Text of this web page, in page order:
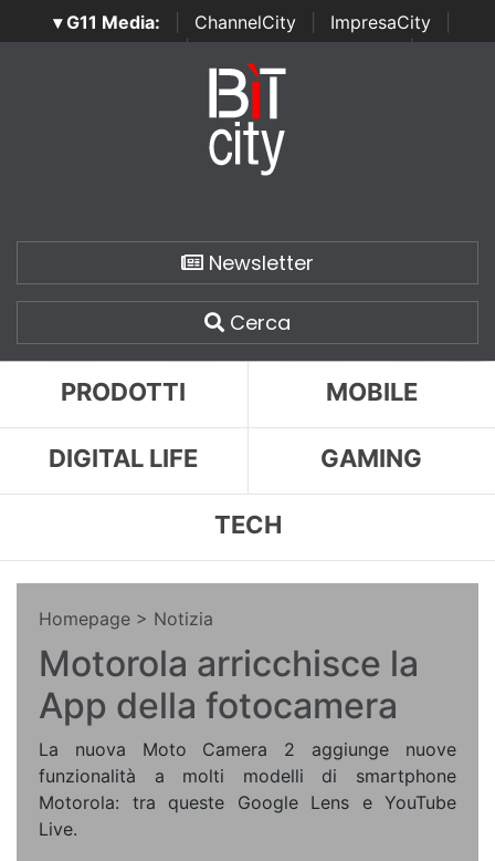
▾ G11 Media: ChannelCity ImpresaCity
SecurityOpenLab | Italian Channel Awards | Italian
Italian Security Awards
Newsletter
Cerca
PRODOTTI MOBILE
DIGITAL LIFE GAMING
TECH
Homepage > Notizia
Motorola arricchisce la
App della fotocamera
La nuova Moto Camera 2 aggiunge nuove
funzionalità a molti modelli di smartphone
Motorola: tra queste Google Lens e YouTube
Live.